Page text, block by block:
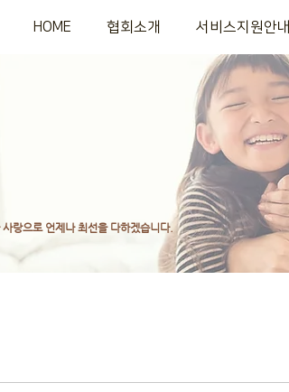
HOME 협회소개 서비스지원안내
사랑으로 언제나 최선을 다하겠습니다.